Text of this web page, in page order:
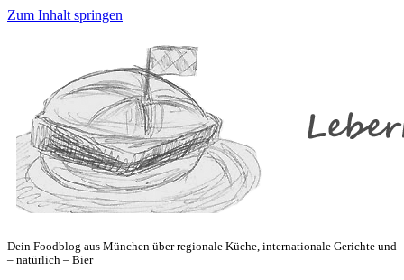
Zum Inhalt springen
Dein Foodblog aus München über regionale Küche, internationale Gerichte und
– natürlich – Bier